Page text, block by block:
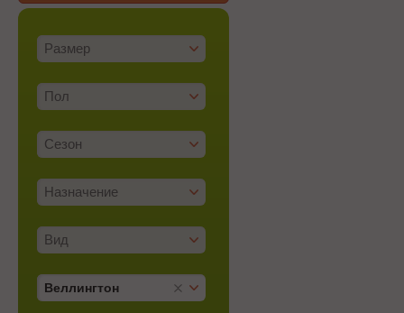
Размер
Пол
Сезон
Назначение
Вид
Веллингтон